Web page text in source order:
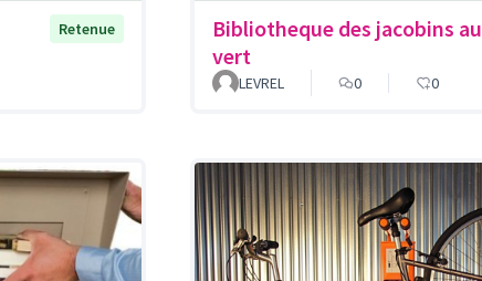
Retenue
Bibliotheque des jacobins au
vert
LEVREL 0 0